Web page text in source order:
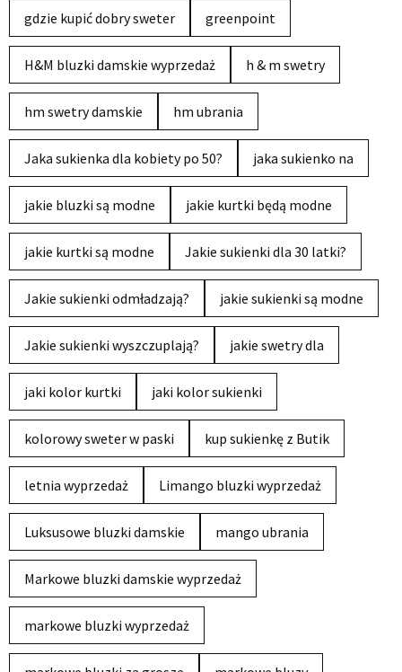
gdzie kupić dobry sweter greenpoint
H&M bluzki damskie wyprzedaż h & m swetry
hm swetry damskie hm ubrania
Jaka sukienka dla kobiety po 50? jaka sukienko na
jakie bluzki są modne jakie kurtki będą modne
jakie kurtki są modne Jakie sukienki dla 30 latki?
Jakie sukienki odmładzają? jakie sukienki są modne
Jakie sukienki wyszczuplają? jakie swetry dla
jaki kolor kurtki jaki kolor sukienki
kolorowy sweter w paski kup sukienkę z Butik
letnia wyprzedaż Limango bluzki wyprzedaż
Luksusowe bluzki damskie mango ubrania
Markowe bluzki damskie wyprzedaż
markowe bluzki wyprzedaż